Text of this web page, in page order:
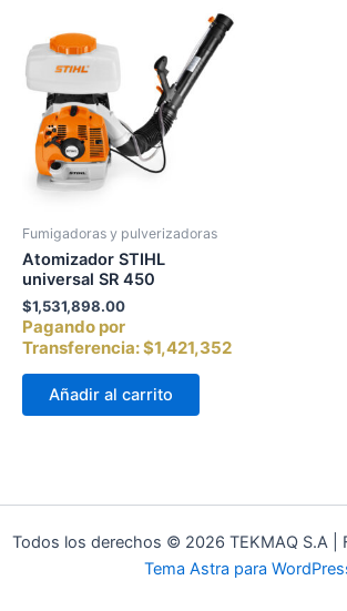
Fumigadoras y pulverizadoras
Atomizador STIHL
universal SR 450
$1,531,898.00
Pagando por
Transferencia:$1,421,352
Añadir al carrito
Todos los derechos © 2026 TEKMAQ S.A |
Tema Astra para